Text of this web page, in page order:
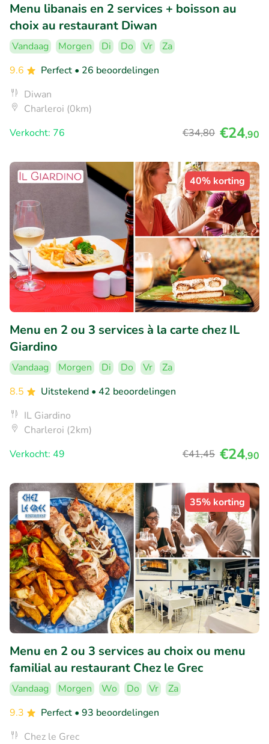
Menu libanais en 2 services + boisson au
choix au restaurant Diwan
Vandaag Morgen Di Do Vr
Za
9.6
Perfect • 26 beoordelingen
Diwan
Charleroi (0km)
Verkocht: 76
€34,80 €24,90
40% korting
Menu en 2 ou 3 services à la carte chez IL
Giardino
Vandaag Morgen Di Do Vr
Za
8.5
Uitstekend • 42 beoordelingen
IL Giardino
Charleroi (2km)
Verkocht: 49
€41,45 €24,90
35% korting
Menu en 2 ou 3 services au choix ou menu
familial au restaurant Chez le Grec
Vandaag Morgen Wo Do Vr
Za
9.3
Perfect • 93 beoordelingen
Chez le Grec